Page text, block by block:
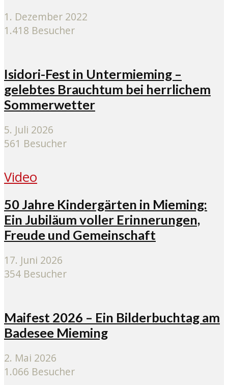
1. Dezember 2022
1.418 Besucher
Isidori-Fest in Untermieming –
gelebtes Brauchtum bei herrlichem
Sommerwetter
5. Juli 2026
561 Besucher
Video
50 Jahre Kindergärten in Mieming:
Ein Jubiläum voller Erinnerungen,
Freude und Gemeinschaft
17. Juni 2026
354 Besucher
Maifest 2026 – Ein Bilderbuchtag am
Badesee Mieming
2. Mai 2026
1.066 Besucher